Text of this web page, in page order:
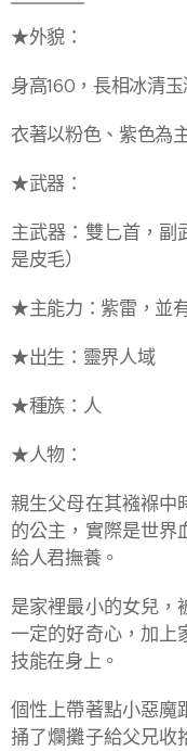
★外貌：
身高160，長相冰清
衣著以粉色、紫色為
★武器：
主武器：雙匕首，副
是皮毛）
★主能力：紫雷，並
★出生：靈界人域
★種族：人
★人物：
親生父母在其襁褓中
的公主，實際是世界
給人君撫養。
是家裡最小的女兒，
一定的好奇心，加上
技能在身上。
個性上帶著點小惡魔
捅了爛攤子給父兄收